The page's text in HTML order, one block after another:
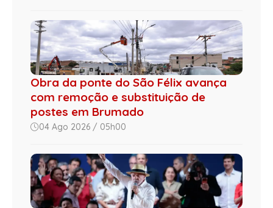
Obra da ponte do São Félix avança
com remoção e substituição de
postes em Brumado
04 Ago 2026 / 05h00